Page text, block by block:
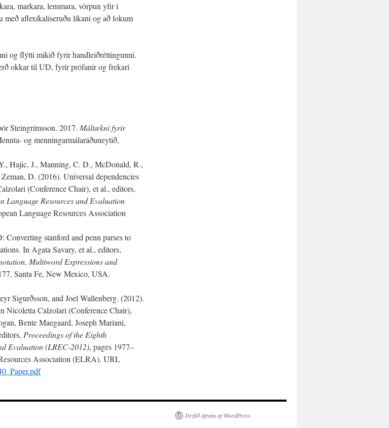
markara, lemmara, vörpun yfir í
aflexíkalíseruðu líkani og að lokum
og flýtti mikið fyrir handleiðréttingunni.
okkar til UD, fyrir prófanir og frekari
Steingrímsson. 2017. Máltækni fyrir
og menningarmálaráðuneytið,
Hajic, J., Manning, C. D., McDonald, R.,
D. (2016). Universal dependencies
(Conference Chair), et al., editors,
Language Resources and Evaluation
Language Resources Association
stanford and penn parses to
In Agata Savary, et al., editors,
Multiword Expressions and
Santa Fe, New Mexico, USA.
Sigurðsson, and Joel Wallenberg. (2012).
Nicoletta Calzolari (Conference Chair),
Bente Maegaard, Joseph Mariani,
Proceedings of the Eighth
Evaluation (LREC-2012), pages 1977–
Association (ELRA). URL
Drifið áfram af WordPress